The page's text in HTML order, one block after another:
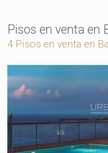
Pisos en venta en
4 Pisos en venta en